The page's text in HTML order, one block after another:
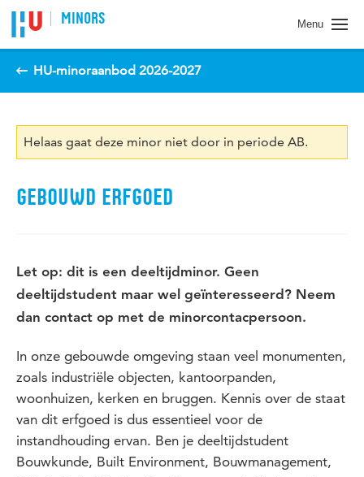
Spring naar pagina inhoud
MINORS Menu
HU-minoraanbod 2026-2027
Helaas gaat deze minor niet door in periode AB.
GEBOUWD ERFGOED
Let op: dit is een deeltijdminor. Geen
deeltijdstudent maar wel geïnteresseerd? Neem
dan contact op met de minorcontacpersoon.
In onze gebouwde omgeving staan veel monumenten,
zoals industriële objecten, kantoorpanden,
woonhuizen, kerken en bruggen. Kennis over de staat
van dit erfgoed is dus essentieel voor de
instandhouding ervan. Ben je deeltijdstudent
Bouwkunde, Built Environment, Bouwmanagement,